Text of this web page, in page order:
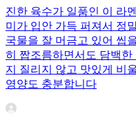
진한 육수가 일품인 이 라
미가 입안 가득 퍼져서 정
국물을 잘 머금고 있어 씹
히 짭조름하면서도 담백
지 질리지 않고 맛있게 비
영양도 충분합니다